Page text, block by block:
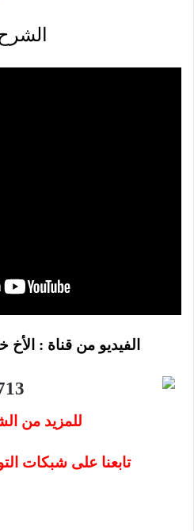
الفيديو من قناة : الأخ
للمزيد من
تابعنا على شبكات